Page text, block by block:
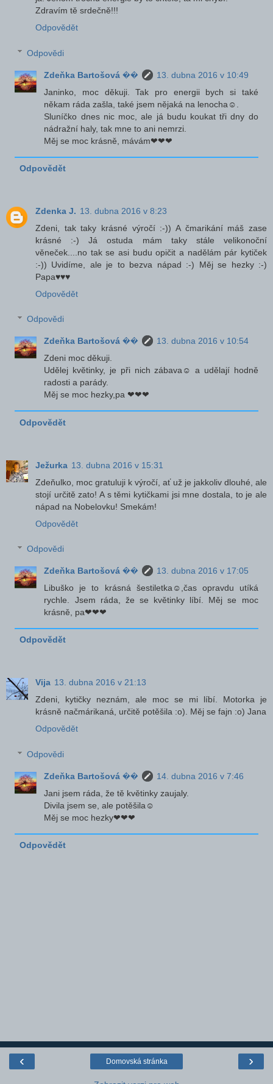
Zdravím tě srdečně!!!
Odpovědět
Odpovědi
Zdeňka Bartošová ��
13. dubna 2016 v 10:49
Janinko, moc děkuji. Tak pro energii bych si také
někam ráda zašla, také jsem nějaká na lenocha☺.
Sluníčko dnes nic moc, ale já budu koukat tři dny do
nádražní haly, tak mne to ani nemrzi.
Měj se moc krásně, mávám❤❤❤
Odpovědět
Zdenka J. 13. dubna 2016 v 8:23
Zdeni, tak taky krásné výročí :-)) A čmarikání máš zase
krásné :-) Já ostuda mám taky stále velikonoční
věneček....no tak se asi budu opičit a nadělám pár kytiček
:-)) Uvidíme, ale je to bezva nápad :-) Měj se hezky :-)
Papa♥♥♥
Odpovědět
Odpovědi
Zdeňka Bartošová ��
13. dubna 2016 v 10:54
Zdeni moc děkuji.
Udělej květinky, je při nich zábava☺ a udělají hodně
radosti a parády.
Měj se moc hezky,pa ❤❤❤
Odpovědět
Ježurka 13. dubna 2016 v 15:31
Zdeňulko, moc gratuluji k výročí, ať už je jakkoliv dlouhé, ale
stojí určitě zato! A s těmi kytičkami jsi mne dostala, to je ale
nápad na Nobelovku! Smekám!
Odpovědět
Odpovědi
Zdeňka Bartošová ��
13. dubna 2016 v 17:05
Libuško je to krásná šestiletka☺,čas opravdu utíká
rychle. Jsem ráda, že se květinky líbí. Měj se moc
krásně, pa❤❤❤
Odpovědět
Vija 13. dubna 2016 v 21:13
Zdeni, kytičky neznám, ale moc se mi líbí. Motorka je
krásně načmárikaná, určitě potěšila :o). Měj se fajn :o) Jana
Odpovědět
Odpovědi
Zdeňka Bartošová ��
14. dubna 2016 v 7:46
Jani jsem ráda, že tě květinky zaujaly.
Divila jsem se, ale potěšila☺
Měj se moc hezky❤❤❤
Odpovědět
‹ ›
Domovská stránka